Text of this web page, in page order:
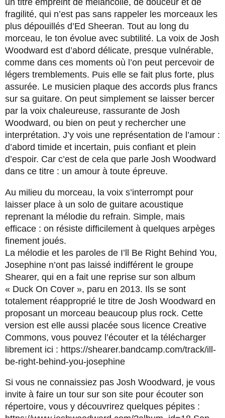
un titre empreint de mélancolie, de douceur et de
fragilité, qui n’est pas sans rappeler les morceaux les
plus dépouillés d’Ed Sheeran. Tout au long du
morceau, le ton évolue avec subtilité. La voix de Josh
Woodward est d’abord délicate, presque vulnérable,
comme dans ces moments où l’on peut percevoir de
légers tremblements. Puis elle se fait plus forte, plus
assurée. Le musicien plaque des accords plus francs
sur sa guitare. On peut simplement se laisser bercer
par la voix chaleureuse, rassurante de Josh
Woodward, ou bien on peut y rechercher une
interprétation. J’y vois une représentation de l’amour :
d’abord timide et incertain, puis confiant et plein
d’espoir. Car c’est de cela que parle Josh Woodward
dans ce titre : un amour à toute épreuve.
Au milieu du morceau, la voix s’interrompt pour
laisser place à un solo de guitare acoustique
reprenant la mélodie du refrain. Simple, mais
efficace : on résiste difficilement à quelques arpèges
finement joués.
La mélodie et les paroles de I’ll Be Right Behind You,
Josephine n’ont pas laissé indifférent le groupe
Shearer, qui en a fait une reprise sur son album
« Duck On Cover », paru en 2013. Ils se sont
totalement réapproprié le titre de Josh Woodward en
proposant un morceau beaucoup plus rock. Cette
version est elle aussi placée sous licence Creative
Commons, vous pouvez l’écouter et la télécharger
librement ici : https://shearer.bandcamp.com/track/ill-
be-right-behind-you-josephine
Si vous ne connaissiez pas Josh Woodward, je vous
invite à faire un tour sur son site pour écouter son
répertoire, vous y découvrirez quelques pépites :